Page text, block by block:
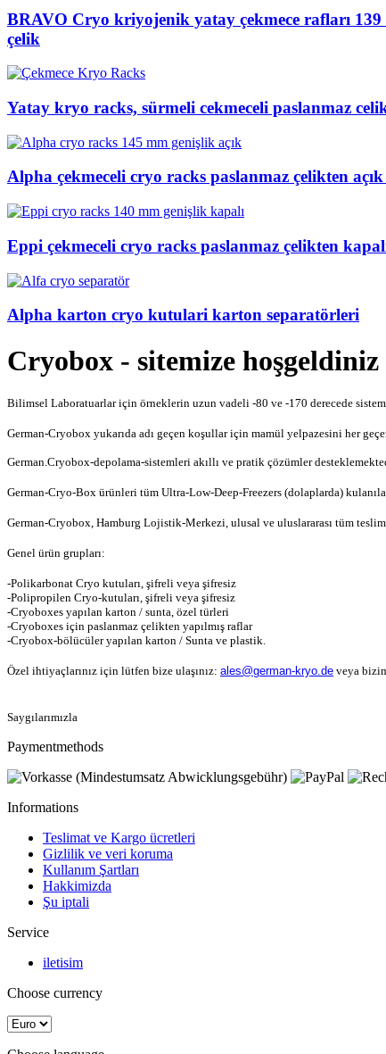
BRAVO Cryo kriyojenik yatay çekmece rafları
çelik
Yatay kryo racks, sürmeli cekmeceli paslanmaz
Alpha çekmeceli cryo racks paslanmaz çelikten
Eppi çekmeceli cryo racks paslanmaz çelikten
Alpha karton cryo kutulari karton separatörleri
Cryobox - sitemize hoşgeldiniz
Bilimsel Laboratuarlar için örneklerin uzun vadeli -80 ve -170 derecede
German-Cryobox yukarıda adı geçen koşullar için mamül yelpazesini her
German.Cryobox-depolama-sistemleri akıllı ve pratik çözümler
German-Cryo-Box ürünleri tüm Ultra-Low-Deep-Freezers (dolaplarda)
German-Cryobox, Hamburg Lojistik-Merkezi, ulusal ve uluslararası tüm
Genel ürün grupları:
-Polikarbonat Cryo kutuları, şifreli veya şifresiz
-Polipropilen Cryo-kutuları, şifreli veya şifresiz
-Cryoboxes yapılan karton / sunta, özel türleri
-Cryoboxes için paslanmaz çelikten yapılmış raflar
-Cryobox-bölücüler yapılan karton / Sunta ve plastik.
Özel ihtiyaçlarınız için lütfen bize ulaşınız: ales@german-kryo.de veya
Saygılarımızla
Paymentmethods
Informations
Teslimat ve Kargo ücretleri
Gizlilik ve veri koruma
Kullanım Şartları
Hakkimizda
Şu iptali
Service
iletisim
Choose currency